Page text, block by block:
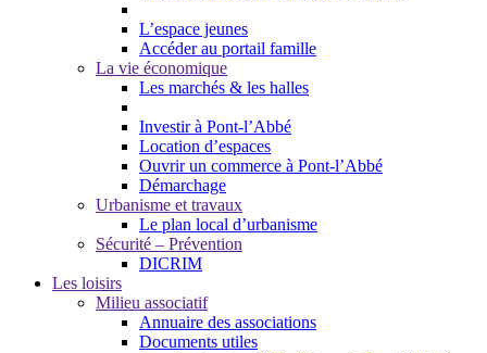
L’espace jeunes
Accéder au portail famille
La vie économique
Les marchés & les halles
Investir à Pont-l’Abbé
Location d’espaces
Ouvrir un commerce à Pont-l’Abbé
Démarchage
Urbanisme et travaux
Le plan local d’urbanisme
Sécurité – Prévention
DICRIM
Les loisirs
Milieu associatif
Annuaire des associations
Documents utiles